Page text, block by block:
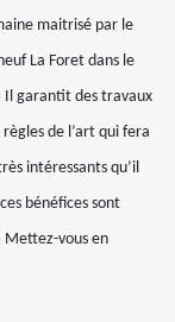
maitrisé par le
La Foret dans le
Il garantit des travaux
de l’art qui fera
intéressants qu’il
bénéfices sont
Mettez-vous en